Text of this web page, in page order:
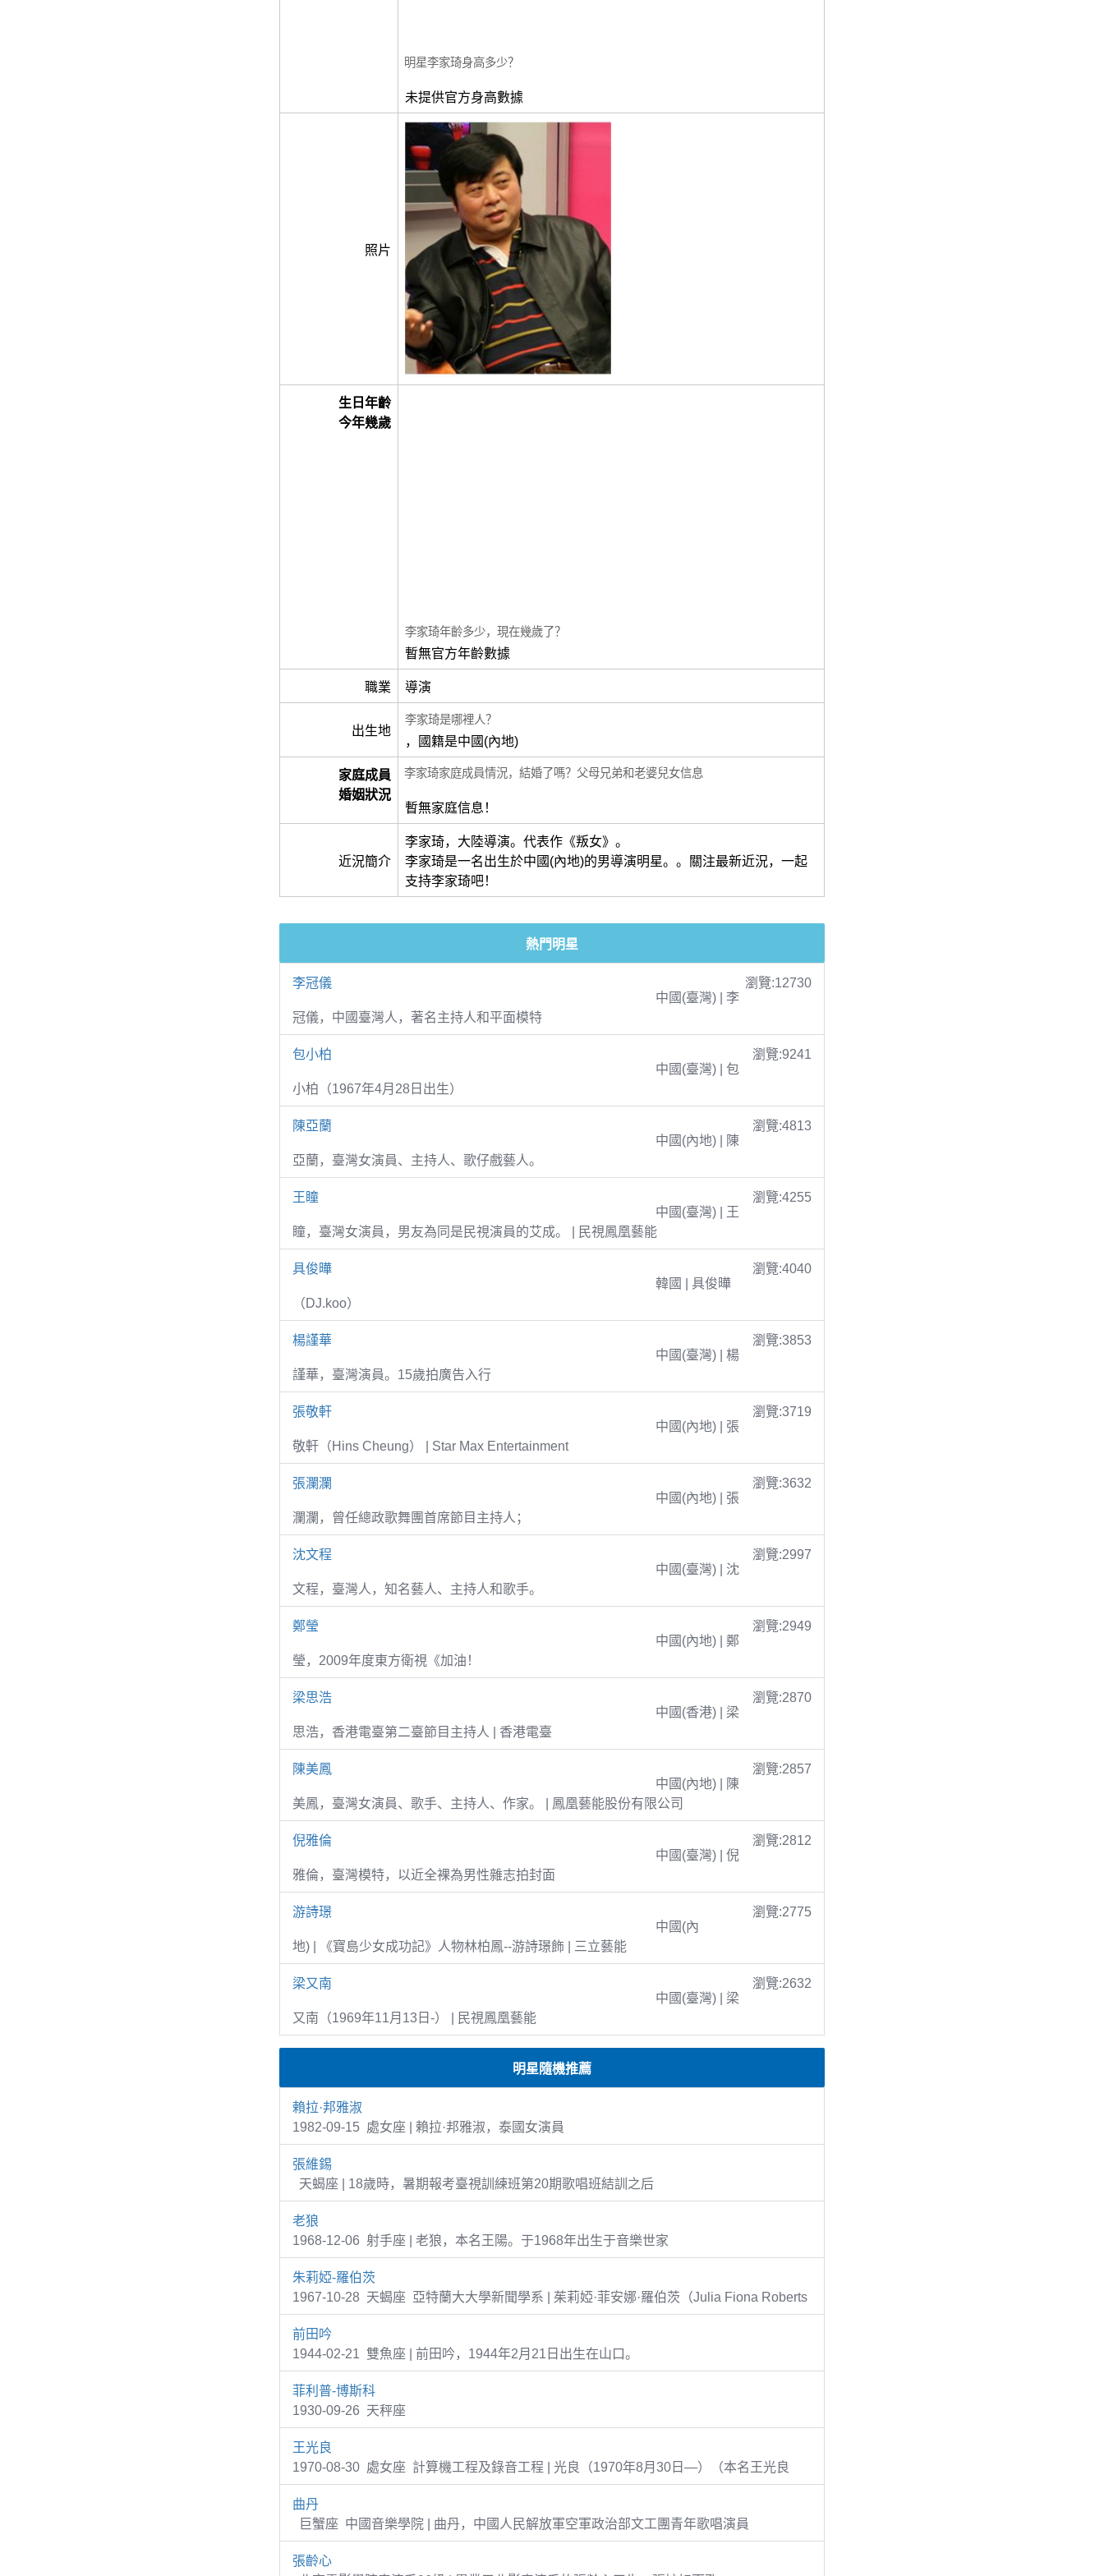
明星李家琦身高多少？
未提供官方身高數據
照片
生日年齡
今年幾歲
李家琦年齡多少，現在幾歲了？
暫無官方年齡數據
職業 導演
出生地
李家琦是哪裡人？
，國籍是中國(內地)
家庭成員
婚姻狀況
李家琦家庭成員情況，結婚了嗎？父母兄弟和老婆兒女信息
暫無家庭信息！
近況簡介
李家琦，大陸導演。代表作《叛女》。
李家琦是一名出生於中國(內地)的男導演明星。。關注最新近況，一起
支持李家琦吧！
熱門明星
李冠儀
瀏覽:12730
中國(臺灣) | 李
冠儀，中國臺灣人，著名主持人和平面模特
包小柏
瀏覽:9241
中國(臺灣) | 包
小柏（1967年4月28日出生）
陳亞蘭
瀏覽:4813
中國(內地) | 陳
亞蘭，臺灣女演員、主持人、歌仔戲藝人。
王瞳
瀏覽:4255
中國(臺灣) | 王
瞳，臺灣女演員，男友為同是民視演員的艾成。 | 民視鳳凰藝能
具俊曄
瀏覽:4040
韓國 | 具俊曄
（DJ.koo）
楊謹華
瀏覽:3853
中國(臺灣) | 楊
謹華，臺灣演員。15歲拍廣告入行
張敬軒
瀏覽:3719
中國(內地) | 張
敬軒（Hins Cheung） | Star Max Entertainment
張瀾瀾
瀏覽:3632
中國(內地) | 張
瀾瀾，曾任總政歌舞團首席節目主持人；
沈文程
瀏覽:2997
中國(臺灣) | 沈
文程，臺灣人，知名藝人、主持人和歌手。
鄭瑩
瀏覽:2949
中國(內地) | 鄭
瑩，2009年度東方衛視《加油！
梁思浩
瀏覽:2870
中國(香港) | 梁
思浩，香港電臺第二臺節目主持人 | 香港電臺
陳美鳳
瀏覽:2857
中國(內地) | 陳
美鳳，臺灣女演員、歌手、主持人、作家。 | 鳳凰藝能股份有限公司
倪雅倫
瀏覽:2812
中國(臺灣) | 倪
雅倫，臺灣模特，以近全裸為男性雜志拍封面
游詩璟
瀏覽:2775
中國(內
地) | 《寶島少女成功記》人物林柏鳳--游詩璟飾 | 三立藝能
梁又南
瀏覽:2632
中國(臺灣) | 梁
又南（1969年11月13日-） | 民視鳳凰藝能
明星隨機推薦
賴拉·邦雅淑
1982-09-15 處女座 | 賴拉·邦雅淑，泰國女演員
張維錫
天蝎座 | 18歲時，暑期報考臺視訓練班第20期歌唱班結訓之后
老狼
1968-12-06 射手座 | 老狼，本名王陽。于1968年出生于音樂世家
朱莉婭-羅伯茨
1967-10-28 天蝎座 亞特蘭大大學新聞學系 | 茱莉婭·菲安娜·羅伯茨（Julia Fiona Roberts
前田吟
1944-02-21 雙魚座 | 前田吟，1944年2月21日出生在山口。
菲利普-博斯科
1930-09-26 天秤座
王光良
1970-08-30 處女座 計算機工程及錄音工程 | 光良（1970年8月30日—）（本名王光良
曲丹
巨蟹座 中國音樂學院 | 曲丹，中國人民解放軍空軍政治部文工團青年歌唱演員
張齡心